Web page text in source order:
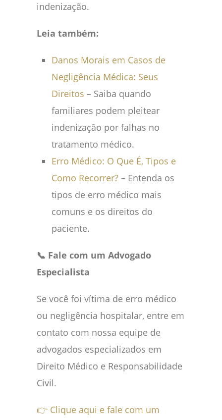
indenização.
Leia também:
Danos Morais em Casos de
Negligência Médica: Seus
Direitos – Saiba quando
familiares podem pleitear
indenização por falhas no
tratamento médico.
Erro Médico: O Que É, Tipos e
Como Recorrer? – Entenda os
tipos de erro médico mais
comuns e os direitos do
paciente.
📞 Fale com um Advogado
Especialista
Se você foi vítima de erro médico
ou negligência hospitalar, entre em
contato com nossa equipe de
advogados especializados em
Direito Médico e Responsabilidade
Civil.
👉 Clique aqui e fale com um